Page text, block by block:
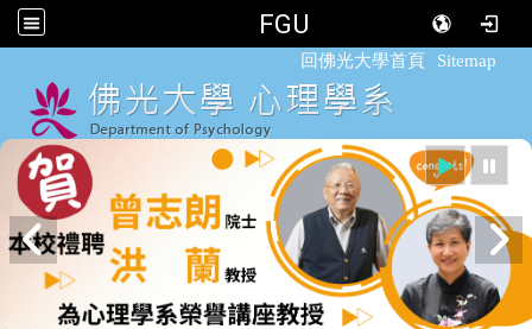
FGU
回佛光大學首頁 Sitemap